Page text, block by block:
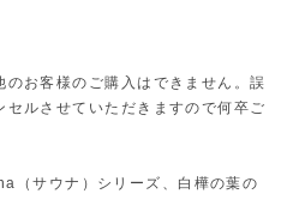
のお客様のご購入はできません。誤
セルさせていただきますので何卒ご
（サウナ）シリーズ、白樺の葉の